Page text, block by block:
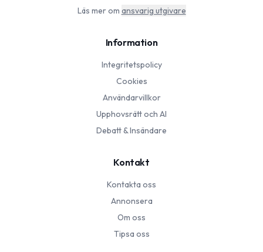
Läs mer om ansvarig utgivare
Information
Integritetspolicy
Cookies
Användarvillkor
Upphovsrätt och AI
Debatt & Insändare
Kontakt
Kontakta oss
Annonsera
Om oss
Tipsa oss